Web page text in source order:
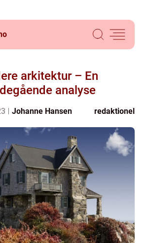
arkitektur – En
analyse
Johanne Hansen redaktionel